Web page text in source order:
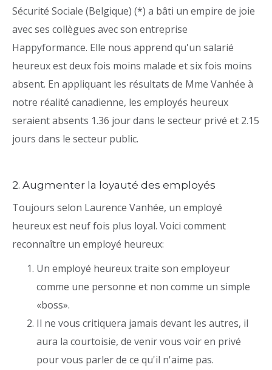
Sécurité Sociale (Belgique) (*) a bâti un empire de joie
avec ses collègues avec son entreprise
Happyformance. Elle nous apprend qu'un salarié
heureux est deux fois moins malade et six fois moins
absent. En appliquant les résultats de Mme Vanhée à
notre réalité canadienne, les employés heureux
seraient absents 1.36 jour dans le secteur privé et 2.15
jours dans le secteur public.
2. Augmenter la loyauté des employés
Toujours selon Laurence Vanhée, un employé
heureux est neuf fois plus loyal. Voici comment
reconnaître un employé heureux:
Un employé heureux traite son employeur
comme une personne et non comme un simple
«boss».
Il ne vous critiquera jamais devant les autres, il
aura la courtoisie, de venir vous voir en privé
pour vous parler de ce qu'il n'aime pas.